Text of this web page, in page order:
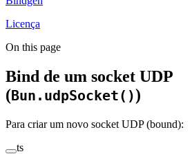
Licença
On this page
Bind de um socket UDP
(Bun.udpSocket())
Para criar um novo socket UDP (bound):
ts